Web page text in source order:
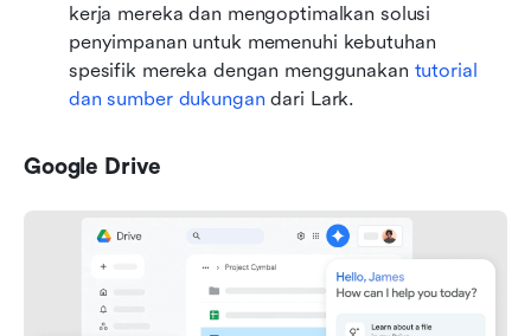
kerja mereka dan mengoptimalkan solusi
penyimpanan untuk memenuhi kebutuhan
spesifik mereka dengan menggunakan tutorial
dan sumber dukungan dari Lark.
Google Drive